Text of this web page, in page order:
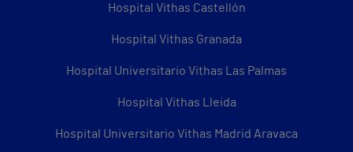
Hospital Vithas Castellón
Hospital Vithas Granada
Hospital Universitario Vithas Las Palmas
Hospital Vithas Lleida
Hospital Universitario Vithas Madrid Aravaca